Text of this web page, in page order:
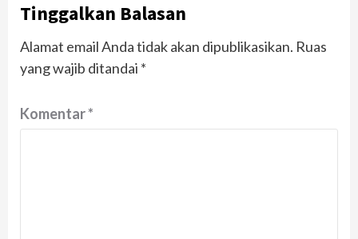
Tinggalkan Balasan
Alamat email Anda tidak akan dipublikasikan. Ruas
yang wajib ditandai *
Komentar*